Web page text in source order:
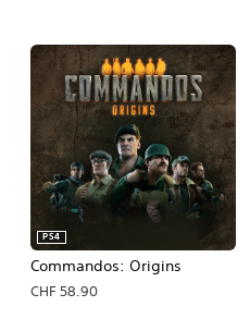
Commandos: Origins
PS4
CHF 58.90